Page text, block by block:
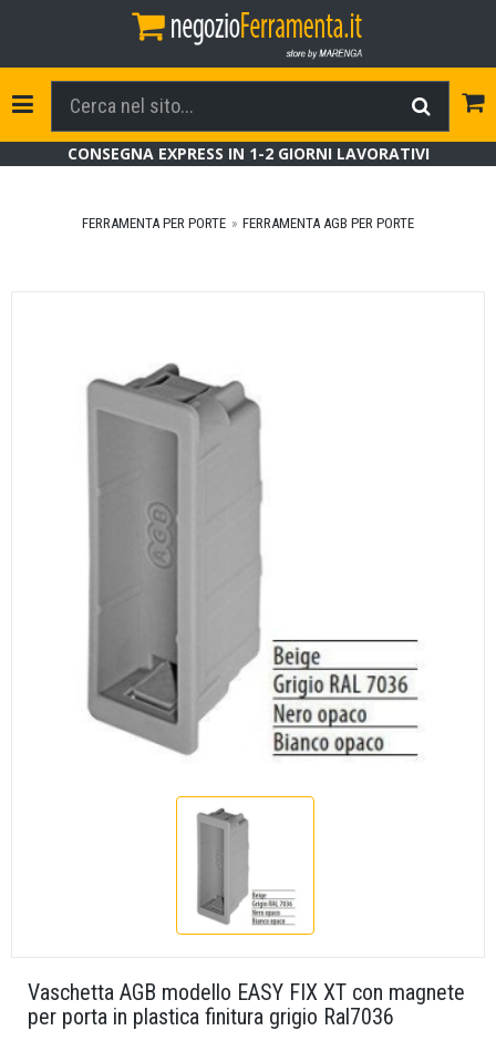
Toggle Navigation
CONSEGNA EXPRESS IN 1-2 GIORNI LAVORATIVI
FERRAMENTA PER PORTE FERRAMENTA AGB PER PORTE
Vaschetta AGB modello EASY FIX XT con magnete
per porta in plastica finitura grigio Ral7036